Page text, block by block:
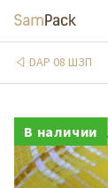
DAP 08 ШЗП
В наличии